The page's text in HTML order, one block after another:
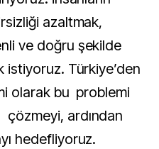
azaltmak,
ve doğru şekilde
istiyoruz. Türkiye’den
olarak bu problemi
çözmeyi, ardından
hedefliyoruz.